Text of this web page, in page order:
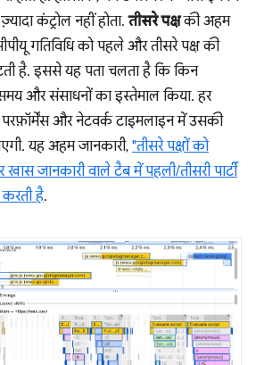
कंट्रोल नहीं होता.तीसरे पक्षकी अहम
गतिविधि को पहले और तीसरे पक्ष की
है. इससे यह पता चलता है कि किन
और संसाधनों का इस्तेमाल किया. हर
और नेटवर्क टाइमलाइन में उसकी
यह अहम जानकारी, "तीसरे पक्षों को
जानकारी वाले टैब में पहली/तीसरी पार्टी
है.